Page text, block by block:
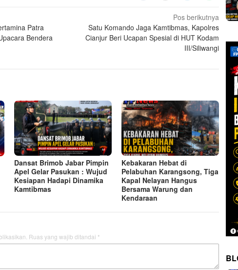
Patra
Bendera
Pos berikutnya
Satu Komando Jaga Kamtibmas, Kapolres
Cianjur Beri Ucapan Spesial di HUT Kodam
III/Siliwangi
Dansat Brimob Jabar Pimpin
Apel Gelar Pasukan : Wujud
Kesiapan Hadapi Dinamika
Kamtibmas
Kebakaran Hebat di
Pelabuhan Karangsong, Tiga
Kapal Nelayan Hangus
Bersama Warung dan
Kendaraan
Ruas yang wajib ditandai *